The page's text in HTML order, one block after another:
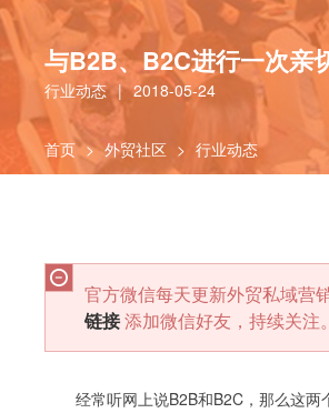
关于我们
与B2B、B2C进行一次亲
行业动态 | 2018-05-24
首页 > 外贸社区 > 行业动态
官方微信每天更新外贸私域营
链接添加微信好友，持续关注。
经常听网上说B2B和B2C，那么这两